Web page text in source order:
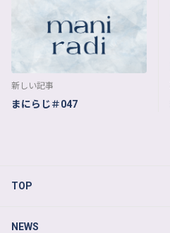
新しい記事
まにらじ＃047
TOP
NEWS